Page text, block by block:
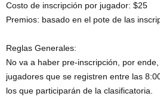
Costo de inscripción por jugador: $25
Premios: basado en el pote de las
Reglas Generales:
No va a haber pre-inscripción, por
jugadores que se registren entre las
los que participarán de la clasificatoria.